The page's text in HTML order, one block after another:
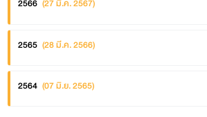
2566 (27 มี.ค. 2567)
2565 (28 มี.ค. 2566)
2564 (07 มิ.ย. 2565)